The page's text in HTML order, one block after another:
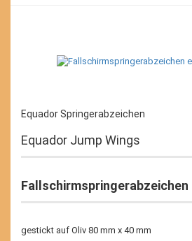
Equador Springerabzeichen
Equador Jump Wings
Fallschirmspringerabzeichen
gestickt auf Oliv 80 mm x 40 mm